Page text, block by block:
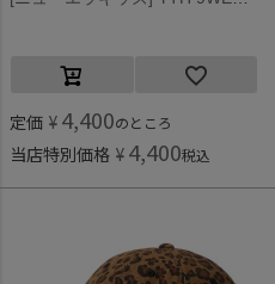
定価 ¥ 4,400のところ
当店特別価格 ¥ 4,400税込